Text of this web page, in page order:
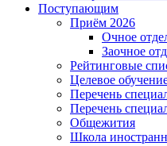
Поступающим
Приём 2026
Очное
Заочное
Рейтинговые
Целевое
Перечень
Перечень
Общежития
Школа